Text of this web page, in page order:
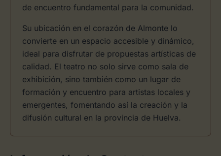
de encuentro fundamental para la comunidad.
Su ubicación en el corazón de Almonte lo
convierte en un espacio accesible y dinámico,
ideal para disfrutar de propuestas artísticas de
calidad. El teatro no solo sirve como sala de
exhibición, sino también como un lugar de
formación y encuentro para artistas locales y
emergentes, fomentando así la creación y la
difusión cultural en la provincia de Huelva.